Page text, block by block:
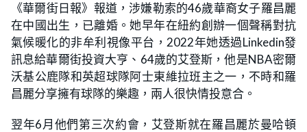
8
7
%
《華爾街日報》報道，涉嫌勒索的46歲華裔女子羅昌麗
在中國出生，已離婚。她早年在紐約創辦一個聲稱對抗
氣候暖化的非牟利視像平台，2022年她透過Linkedin發
訊息給華爾街投資大亨、64歲的艾登斯，他是NBA密爾
沃基公鹿隊和英超球隊阿士東維拉班主之一，不時和羅
昌麗分享擁有球隊的樂趣，兩人很快情投意合。
翌年6月他們第三次約會，艾登斯就在羅昌麗於曼哈頓